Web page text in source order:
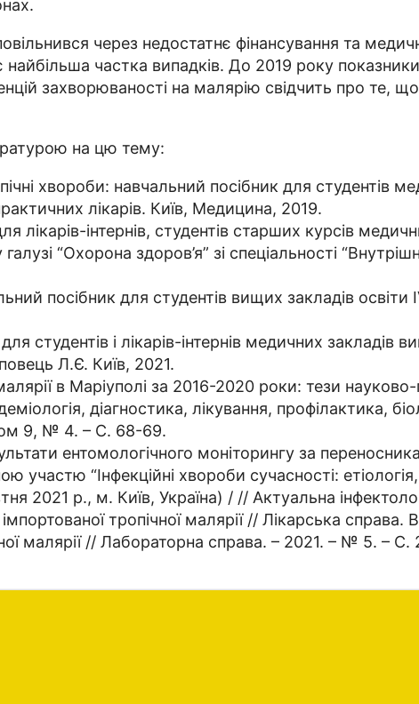
через недостатнє фінансування та
частка випадків. До 2019 року
захворюваності на малярію свідчить про те,
на цю тему:
хвороби: навчальний посібник для студентів
лікарів. Київ, Медицина, 2019.
лікарів-інтернів, студентів старших курсів
“Охорона здоров’я” зі спеціальності
посібник для студентів вищих закладів освіти
студентів і лікарів-інтернів медичних закладів
Л.Є. Київ, 2021.
в Маріуполі за 2016-2020 роки: тези
діагностика, лікування, профілактика,
9, № 4. – С. 68-69.
ентомологічного моніторингу за
“Інфекційні хвороби сучасності: етіологія,
2021 р., м. Київ, Україна) / // Актуальна
тропічної малярії // Лікарська
малярії // Лабораторна справа. – 2021. – № 5. – С.